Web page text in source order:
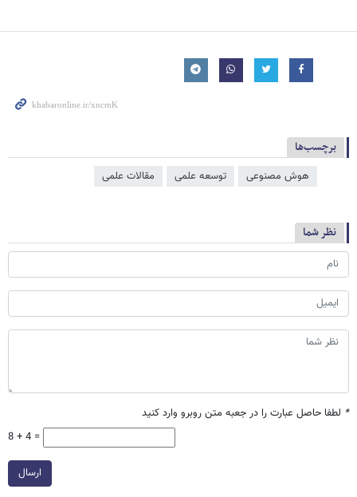
برچسب‌ها
هوش مصنوعی توسعه علمی مقالات علمی
نظر شما
* لطفا حاصل عبارت را در جعبه متن روبرو وارد کنید
8 + 4 =
ارسال